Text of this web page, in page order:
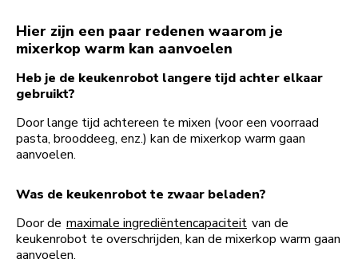
Hier zijn een paar redenen waarom je
mixerkop warm kan aanvoelen
Heb je de keukenrobot langere tijd achter elkaar
gebruikt?
Door lange tijd achtereen te mixen (voor een voorraad
pasta, brooddeeg, enz.) kan de mixerkop warm gaan
aanvoelen.
Was de keukenrobot te zwaar beladen?
Door de maximale ingrediëntencapaciteit van de
keukenrobot te overschrijden, kan de mixerkop warm gaan
aanvoelen.